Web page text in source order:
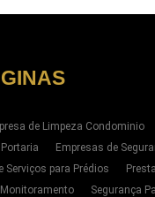
de Limpeza Condominio
Empresas de
Serviços para Prédios
Segurança